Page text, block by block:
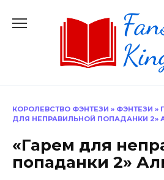
КОРОЛЕВСТВО ФЭНТЕЗИ » ФЭНТЕЗИ »
ДЛЯ НЕПРАВИЛЬНОЙ ПОПАДАНКИ 2»
«Гарем для
попаданки 2»